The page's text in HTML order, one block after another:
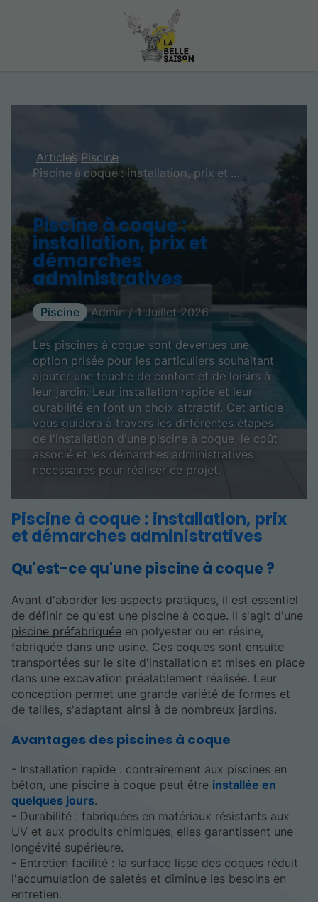
Articles Piscine
Piscine à coque : installation, prix et démarches administratives
Piscine à coque :
installation, prix et
démarches
administratives
Piscine Admin / 1 Juillet 2026
Les piscines à coque sont devenues une
option prisée pour les particuliers souhaitant
ajouter une touche de confort et de loisirs à
leur jardin. Leur installation rapide et leur
durabilité en font un choix attractif. Cet article
vous guidera à travers les différentes étapes
de l'installation d'une piscine à coque, le coût
associé et les démarches administratives
nécessaires pour réaliser ce projet.
Piscine à coque : installation, prix
et démarches administratives
Qu'est-ce qu'une piscine à coque ?
Avant d'aborder les aspects pratiques, il est essentiel
de définir ce qu'est une piscine à coque. Il s'agit d'une
piscine préfabriquée en polyester ou en résine,
fabriquée dans une usine. Ces coques sont ensuite
transportées sur le site d'installation et mises en place
dans une excavation préalablement réalisée. Leur
conception permet une grande variété de formes et
de tailles, s'adaptant ainsi à de nombreux jardins.
Avantages des piscines à coque
- Installation rapide : contrairement aux piscines en
béton, une piscine à coque peut être installée en
quelques jours.
- Durabilité : fabriquées en matériaux résistants aux
UV et aux produits chimiques, elles garantissent une
longévité supérieure.
- Entretien facilité : la surface lisse des coques réduit
l'accumulation de saletés et diminue les besoins en
entretien.